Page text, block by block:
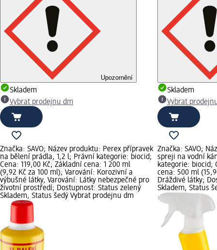
Upozornění
Skladem
Vybrat prodejnu dm
Skladem
Vybrat
Značka: SAVO; Název produktu: Perex přípravek
na bělení prádla, 1,2 l; Právní kategorie: biocid;
Cena: 119,00 Kč; Základní cena: 1 200 ml
(9,92 Kč za 100 ml); Varování: Korozivní a
výbušné látky, Varování: Látky nebezpečné pro
životní prostředí; Dostupnost: Status zelený
Skladem, Status šedý Vybrat prodejnu dm
Značka: SAVO;
spreji na vodní
kategorie: biocid;
cena: 500 ml
Dráždivé látky;
Skladem, Status